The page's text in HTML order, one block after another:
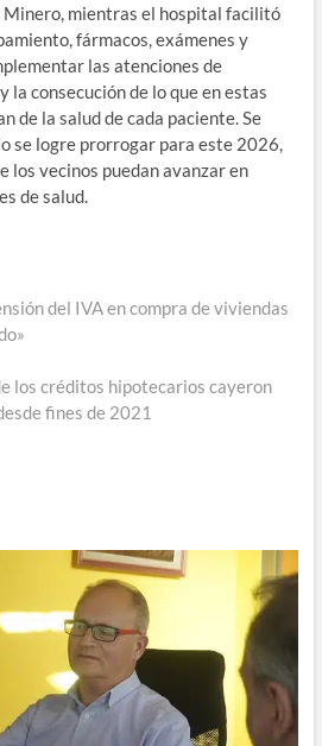
Minero, mientras el hospital facilitó
fármacos, exámenes y
las atenciones de
la consecución de lo que en estas
de la salud de cada paciente. Se
se logre prorrogar para este 2026,
los vecinos puedan avanzar en
de salud.
del IVA en compra de viviendas
los créditos hipotecarios cayeron
fines de 2021